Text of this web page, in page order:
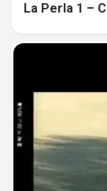
La Perla 1 –